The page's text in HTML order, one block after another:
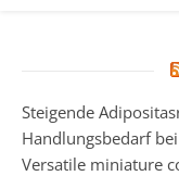
Steigende
Handlungsbedarf
Versatile miniature